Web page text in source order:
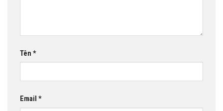
Tên *
Email *